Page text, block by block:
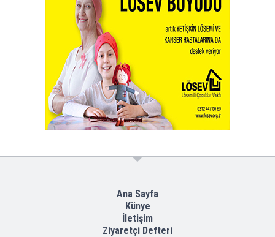
Ana Sayfa
Künye
İletişim
Ziyaretçi Defteri